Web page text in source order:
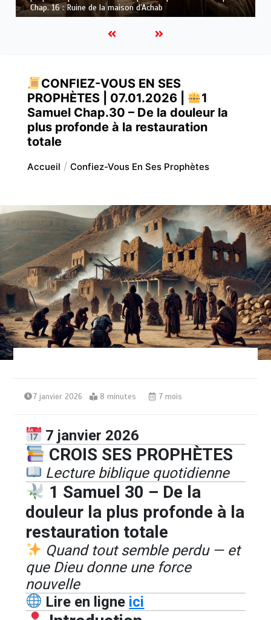
Dieu
CONFIEZ-VOUS EN SES
PROPHÈTES | 07.01.2026 |
1
Samuel Chap.30 – De la douleur la
plus profonde à la restauration
totale
Accueil Confiez-Vous En Ses Prophètes
7 janvier 2026 8 minutes 7 mois
7 janvier 2026
CROIS SES PROPHÈTES
Lecture biblique quotidienne
1 Samuel 30 – De la
douleur la plus profonde à la
restauration totale
Quand tout semble perdu — et
que Dieu donne une force
nouvelle
Lire en ligne ici